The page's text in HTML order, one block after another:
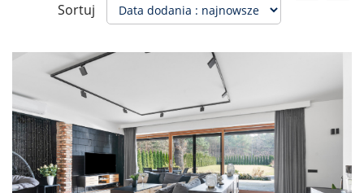
Sortuj